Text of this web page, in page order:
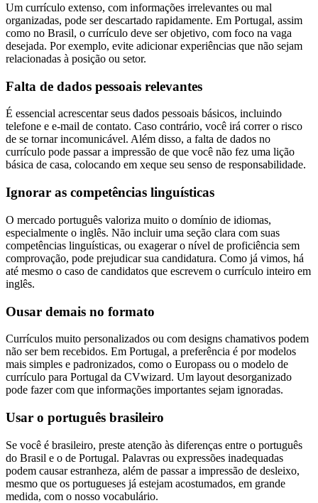
Um currículo extenso, com informações irrelevantes ou mal
organizadas, pode ser descartado rapidamente. Em Portugal, assim
como no Brasil, o currículo deve ser objetivo, com foco na vaga
desejada. Por exemplo, evite adicionar experiências que não sejam
relacionadas à posição ou setor.
Falta de dados pessoais relevantes
É essencial acrescentar seus dados pessoais básicos, incluindo
telefone e e-mail de contato. Caso contrário, você irá correr o risco
de se tornar incomunicável. Além disso, a falta de dados no
currículo pode passar a impressão de que você não fez uma lição
básica de casa, colocando em xeque seu senso de responsabilidade.
Ignorar as competências linguísticas
O mercado português valoriza muito o domínio de idiomas,
especialmente o inglês. Não incluir uma seção clara com suas
competências linguísticas, ou exagerar o nível de proficiência sem
comprovação, pode prejudicar sua candidatura. Como já vimos, há
até mesmo o caso de candidatos que escrevem o currículo inteiro em
inglês.
Ousar demais no formato
Currículos muito personalizados ou com designs chamativos podem
não ser bem recebidos. Em Portugal, a preferência é por modelos
mais simples e padronizados, como o Europass ou o modelo de
currículo para Portugal da CVwizard. Um layout desorganizado
pode fazer com que informações importantes sejam ignoradas.
Usar o português brasileiro
Se você é brasileiro, preste atenção às diferenças entre o português
do Brasil e o de Portugal. Palavras ou expressões inadequadas
podem causar estranheza, além de passar a impressão de desleixo,
mesmo que os portugueses já estejam acostumados, em grande
medida, com o nosso vocabulário.